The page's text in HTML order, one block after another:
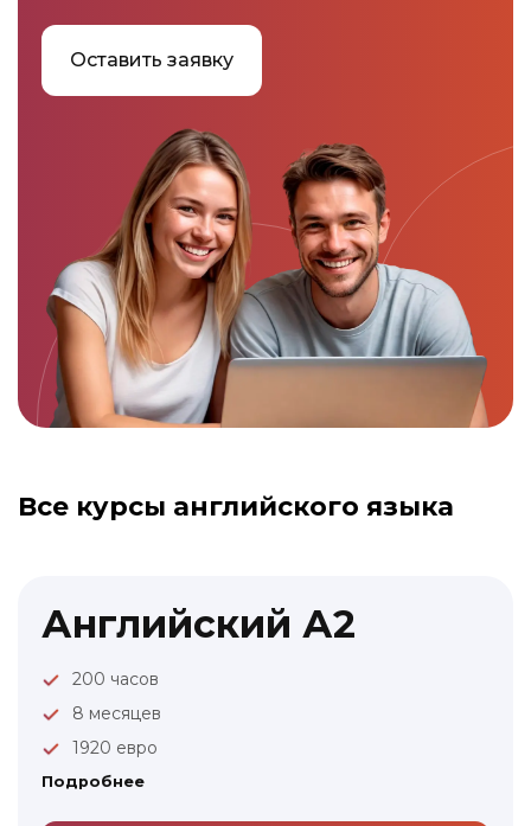
Оставить заявку
Все курсы английского языка
Английский А2
200 часов
8 месяцев
1920 евро
Подробнее